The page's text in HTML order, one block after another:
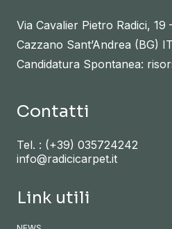
Via Cavalier Pietro Radici, 19
Cazzano Sant’Andrea (BG)
Candidatura Spontanea:
Contatti
Tel. : (+39) 035724242
info@radicicarpet.it
Link utili